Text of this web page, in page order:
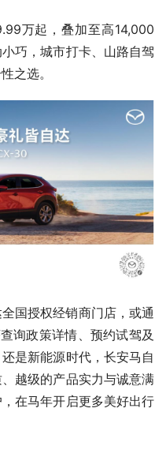
万起，叠加至高14,000
巧，城市打卡、山路自驾
之选。
国授权经销商门店，或通
询政策详情、预约试驾及
是新能源时代，长安马自
越级的产品实力与诚意满
在马年开启更多美好出行